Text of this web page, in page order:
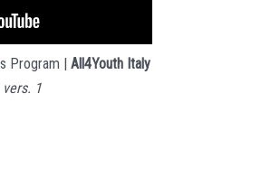
Program |All4Youth Italy
1